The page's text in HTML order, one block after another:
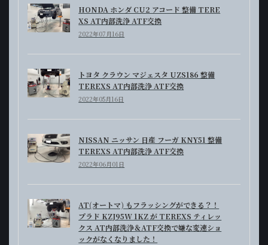
HONDA ホンダ CU2 アコード 整備 TERE
XS AT内部洗浄 ATF交換
2022年07月16日
トヨタ クラウン マジェスタ UZS186 整備
TEREXS AT内部洗浄 ATF交換
2022年05月16日
NISSAN ニッサン 日産 フーガ KNY51 整備
TEREXS AT内部洗浄 ATF交換
2022年06月01日
AT(オートマ) もフラッシングができる？！
プラド KZJ95W 1KZ が TEREXS ティレッ
クス AT内部洗浄＆ATF交換で嫌な変速ショ
ックがなくなりました！